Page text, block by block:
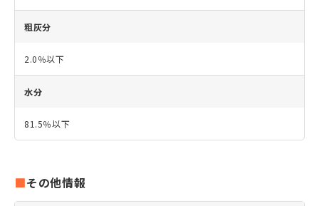
粗灰分
2.0％以下
水分
81.5％以下
その他情報